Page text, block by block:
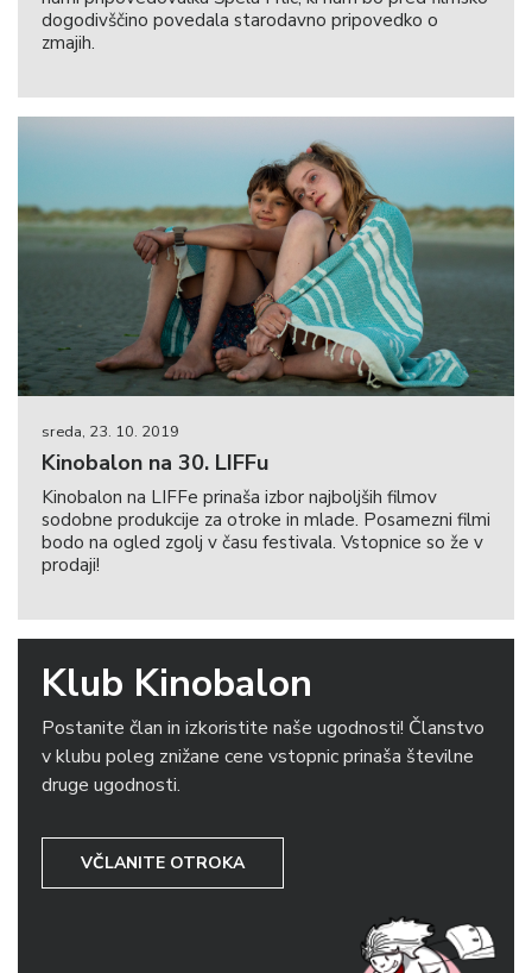
dogodivščino povedala starodavno pripovedko o
zmajih.
sreda, 23. 10. 2019
Kinobalon na 30. LIFFu
Kinobalon na LIFFe prinaša izbor najboljših filmov
sodobne produkcije za otroke in mlade. Posamezni filmi
bodo na ogled zgolj v času festivala. Vstopnice so že v
prodaji!
Klub Kinobalon
Postanite član in izkoristite naše ugodnosti! Članstvo
v klubu poleg znižane cene vstopnic prinaša številne
druge ugodnosti.
VČLANITE OTROKA